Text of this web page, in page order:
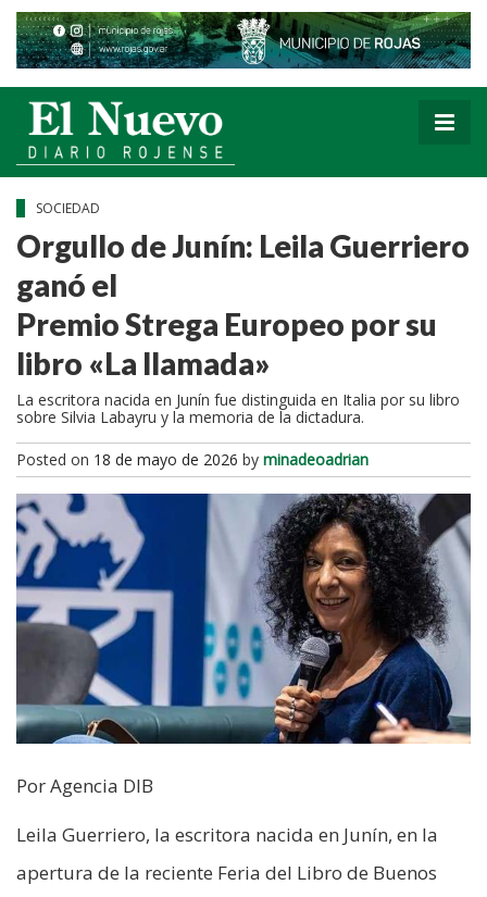
SOCIEDAD
Orgullo de Junín: Leila Guerriero
ganó el
Premio Strega Europeo por su
libro «La llamada»
La escritora nacida en Junín fue distinguida en Italia por su libro
sobre Silvia Labayru y la memoria de la dictadura.
Posted on 18 de mayo de 2026 by minadeoadrian
Por Agencia DIB
Leila Guerriero, la escritora nacida en Junín, en la
apertura de la reciente Feria del Libro de Buenos